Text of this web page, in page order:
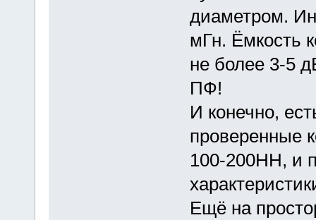
диаметром.
мГн. Ёмкость
не более 3-5
ПФ!
И конечно,
проверенные
100-200НН, и
Ещё на